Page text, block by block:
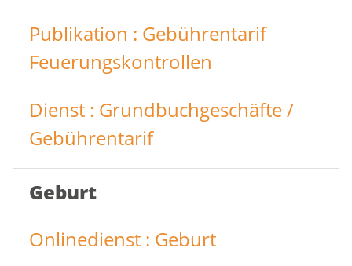
Publikation : Gebührentarif
Feuerungskontrollen
Dienst : Grundbuchgeschäfte /
Gebührentarif
Geburt
Onlinedienst : Geburt